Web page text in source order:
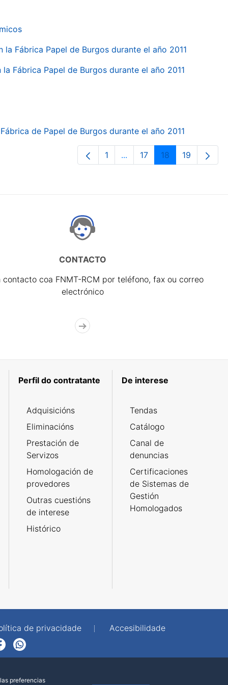
Fábrica Papel de Burgos durante el año 2011
Fábrica Papel de Burgos durante el año 2011
de Papel de Burgos durante el año 2011
Páxina
1 ...Páxinas intermedias Use
Páxina
17 Páxina
18 Páxina
19
CONTACTO
contacto coa FNMT-RCM por teléfono, fax ou correo
electrónico
Perfil do contratante
Adquisicións
Eliminacións
Prestación de
Servizos
Homologación de
provedores
Outras cuestións
de interese
Histórico
De interese
Tendas
Catálogo
Canal de
denuncias
Certificaciones
de Sistemas de
Gestión
Homologados
de privacidade
Accesibilidade
preferencias